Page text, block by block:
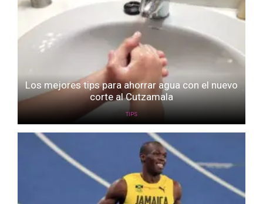
Los mejores tips para ahorrar agua con el nuevo
corte al Cutzamala
TIPS